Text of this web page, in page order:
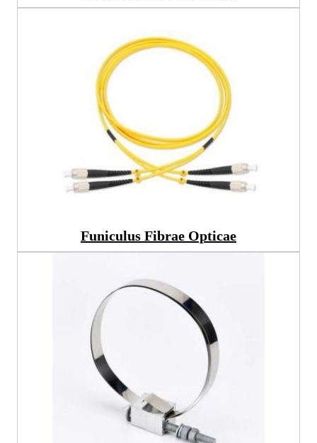
Funiculus Fibrae Opticae